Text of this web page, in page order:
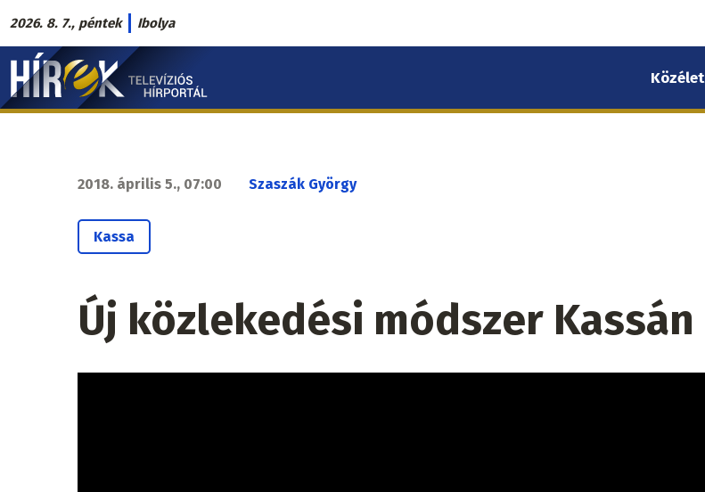
Ugrás
a
tartalomra
2026. 8. 7., péntek Ibolya
Hírek.sk
fő
Közélet
2018. április 5., 07:00 Szaszák György
Kassa
Új közlekedési módszer Kassán